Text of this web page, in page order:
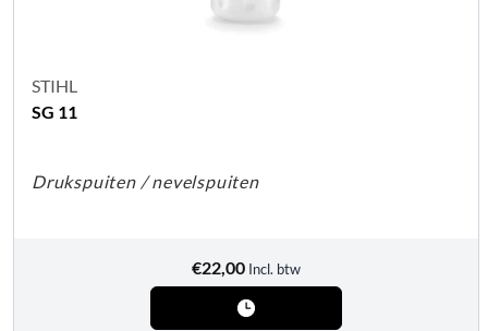
STIHL
SG 11
Drukspuiten / nevelspuiten
€22,00 Incl. btw